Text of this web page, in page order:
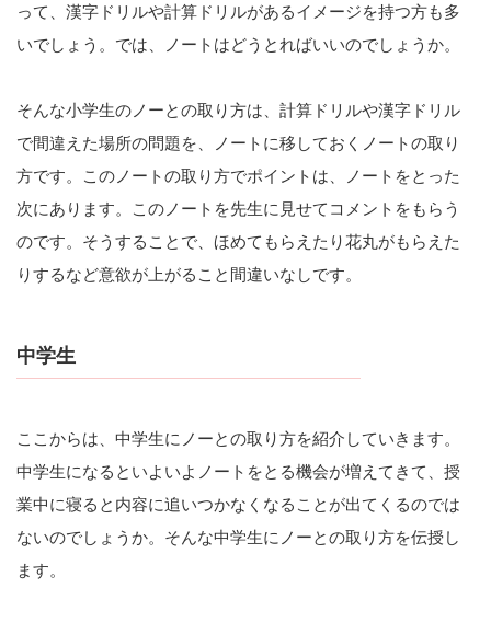
って、漢字ドリルや計算ドリルがあるイメージを持つ方も多
いでしょう。では、ノートはどうとればいいのでしょうか。
そんな小学生のノーとの取り方は、計算ドリルや漢字ドリル
で間違えた場所の問題を、ノートに移しておくノートの取り
方です。このノートの取り方でポイントは、ノートをとった
次にあります。このノートを先生に見せてコメントをもらう
のです。そうすることで、ほめてもらえたり花丸がもらえた
りするなど意欲が上がること間違いなしです。
中学生
ここからは、中学生にノーとの取り方を紹介していきます。
中学生になるといよいよノートをとる機会が増えてきて、授
業中に寝ると内容に追いつかなくなることが出てくるのでは
ないのでしょうか。そんな中学生にノーとの取り方を伝授し
ます。